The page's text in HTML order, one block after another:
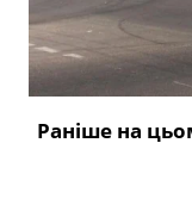
Раніше на